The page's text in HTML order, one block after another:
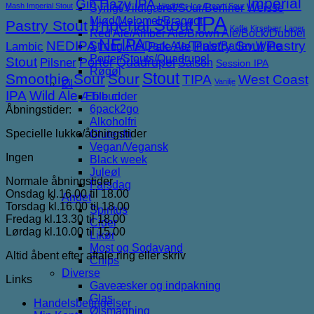
Syrligt/Vildtgæret/Sour/Berliner Weisse
Mjød/Melomel/Braggot
Red Ale/Amber Ale/Brown Ale/Bock/Dubbel
Strong Ale/Dark Ale/Triple/Barley Wine
Porter/Stouts/Quadrupel
Røgøl
Øl
Tilbud
6pack2go
Alkoholfri
Glutenfri
Vegan/Vegansk
Black week
Juleøl
Farsdag
Andet
Spiritus
Cider
Likør
Most og Sodavand
Chips
Diverse
Gaveæsker og indpakning
Glas
Ølsmagning
Mash Imperial Stout GinHazy IPA Hindbær Ice Cream Sour
Pastry StoutImperial StoutIPA Kaffe Kirsebær Lager
Lambic NEDIPANEIPA Pale Ale Pastry SourPastry
Stout Pilsner Porter Quadrupel Saison Session IPA
Smoothie SourSour StoutTIPA Vanilje West Coast
IPA Wild Ale Æble cider
Åbningstider:
Specielle lukke/åbningstider
Ingen
Normale åbningstider
Onsdag kl.16.00 til 18.00
Torsdag kl.16.00 til 18.00
Fredag kl.13.30 til 18.00
Lørdag kl.10.00 til 15.00
Altid åbent efter aftale ring eller skriv
Links
Handelsbetingelser